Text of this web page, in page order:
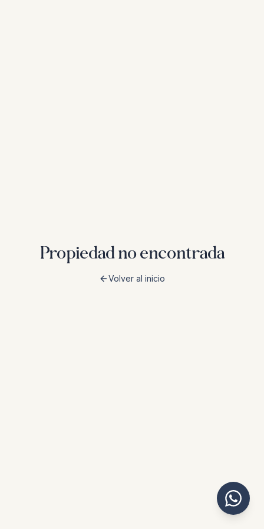
Propiedad no encontrada
Volver al inicio